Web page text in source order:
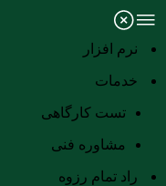
نرم افزار
خدمات
تست کارگاهی
مشاوره فنی
راد تمام رزوه